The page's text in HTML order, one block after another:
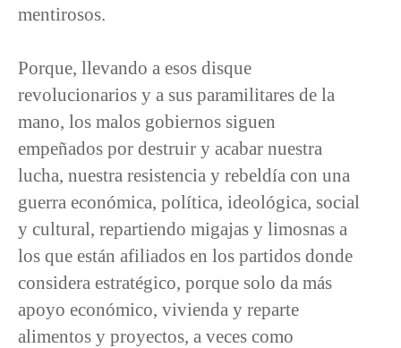
mentirosos.
Porque, llevando a esos disque
revolucionarios y a sus paramilitares de la
mano, los malos gobiernos siguen
empeñados por destruir y acabar nuestra
lucha, nuestra resistencia y rebeldía con una
guerra económica, política, ideológica, social
y cultural, repartiendo migajas y limosnas a
los que están afiliados en los partidos donde
considera estratégico, porque solo da más
apoyo económico, vivienda y reparte
alimentos y proyectos, a veces como